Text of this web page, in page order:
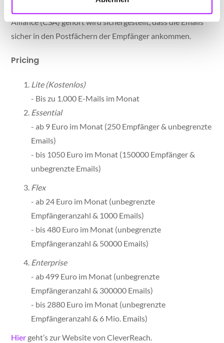
Alliance (CSA) gehört wird sichergestellt, dass die Emails
sicher in den Postfächern der Empfänger ankommen.
Pricing
Lite (Kostenlos)
- Bis zu 1.000 E-Mails im Monat
Essential
- ab 9 Euro im Monat (250 Empfänger & unbegrenzte
Emails)
- bis 1050 Euro im Monat (150000 Empfänger &
unbegrenzte Emails)
Flex
- ab 24 Euro im Monat (unbegrenzte
Empfängeranzahl & 1000 Emails)
- bis 480 Euro im Monat (unbegrenzte
Empfängeranzahl & 50000 Emails)
Enterprise
- ab 499 Euro im Monat (unbegrenzte
Empfängeranzahl & 300000 Emails)
- bis 2880 Euro im Monat (unbegrenzte
Empfängeranzahl & 6 Mio. Emails)
Hier geht’s zur Website von CleverReach.